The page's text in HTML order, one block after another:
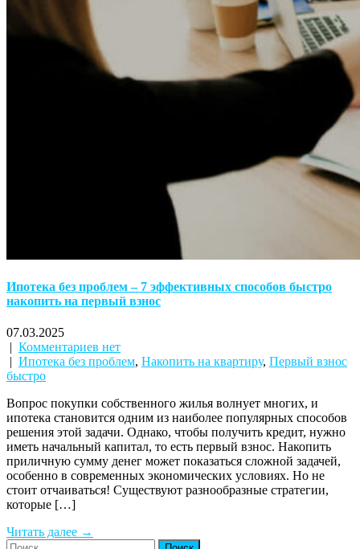
Ипотека без проблем – 7 эффективных способов быстро
накопить на первый взнос
07.03.2025
| Комментариев нет
| Ипотека без проблем, Накопить на квартиру, Первый взнос
быстро
Вопрос покупки собственного жилья волнует многих, и
ипотека становится одним из наиболее популярных способов
решения этой задачи. Однако, чтобы получить кредит, нужно
иметь начальный капитал, то есть первый взнос. Накопить
приличную сумму денег может показаться сложной задачей,
особенно в современных экономических условиях. Но не
стоит отчаиваться! Существуют разнообразные стратегии,
которые […]
Читать далее →